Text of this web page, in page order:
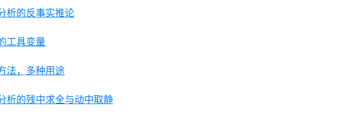
析的反事实推论
工具变量
法，多种用途
析的残中求全与动中取静